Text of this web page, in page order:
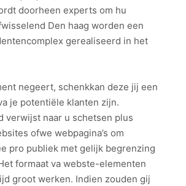
doorheen experts om hu
Den haag worden een
gerealiseerd in het
negeert, schenkkan deze jij een
je potentiële klanten zijn.
verwijst naar u schetsen plus
ofwe webpagina’s om
pro publiek met gelijk begrenzing
formaat va webste-elementen
groot werken. Indien zouden gij